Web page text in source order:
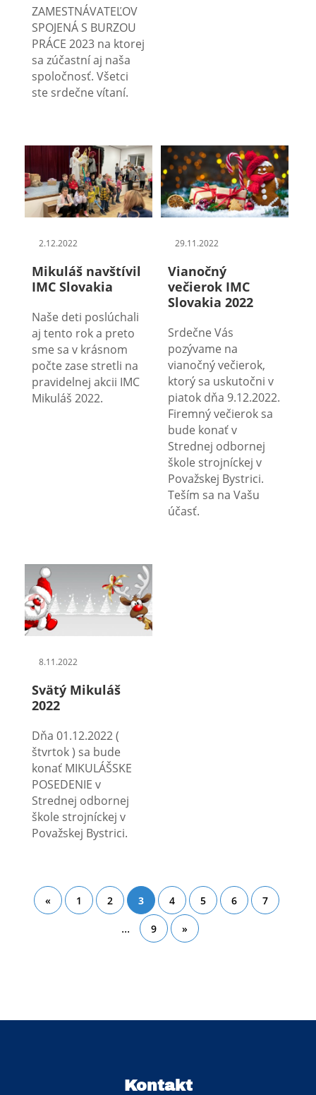
ZAMESTNÁVATEĽOV
SPOJENÁ S BURZOU
PRÁCE 2023 na ktorej
sa zúčastní aj naša
spoločnosť. Všetci
ste srdečne vítaní.
2.12.2022
Mikuláš navštívil
IMC Slovakia
Naše deti poslúchali
aj tento rok a preto
sme sa v krásnom
počte zase stretli na
pravidelnej akcii IMC
Mikuláš 2022.
29.11.2022
Vianočný
večierok IMC
Slovakia 2022
Srdečne Vás
pozývame na
vianočný večierok,
ktorý sa uskutočni v
piatok dňa 9.12.2022.
Firemný večierok sa
bude konať v
Strednej odbornej
škole strojníckej v
Považskej Bystrici.
Teším sa na Vašu
účasť.
8.11.2022
Svätý Mikuláš
2022
Dňa 01.12.2022 (
štvrtok ) sa bude
konať MIKULÁŠSKE
POSEDENIE v
Strednej odbornej
škole strojníckej v
Považskej Bystrici.
« 1 2 3 4 5 6 7
... 9 »
Kontakt